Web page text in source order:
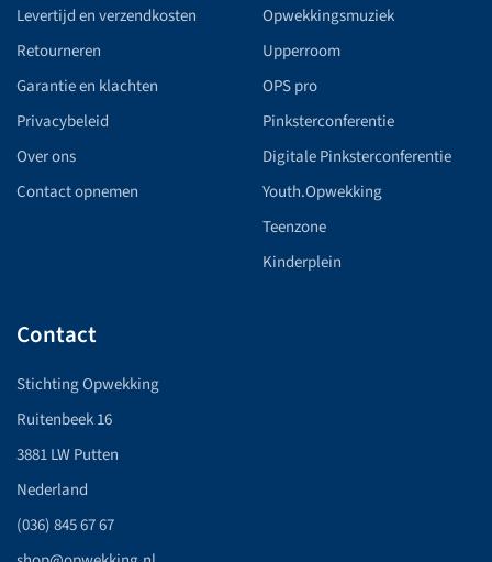
Levertijd en verzendkosten
Retourneren
Garantie en klachten
Privacybeleid
Over ons
Contact opnemen
Opwekkingsmuziek
Upperroom
OPS pro
Pinksterconferentie
Digitale Pinksterconferentie
Youth.Opwekking
Teenzone
Kinderplein
Contact
Stichting Opwekking
Ruitenbeek 16
3881 LW Putten
Nederland
(036) 845 67 67